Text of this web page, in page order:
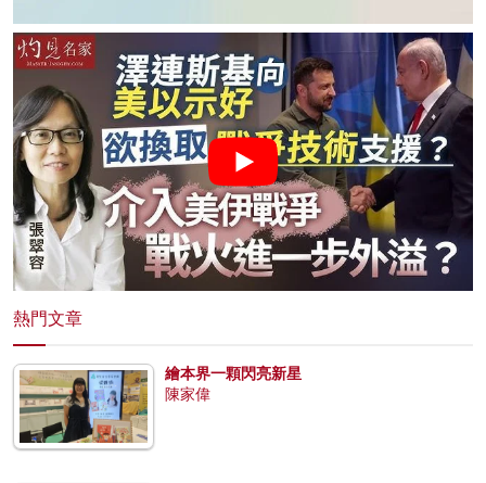
熱門文章
繪本界一顆閃亮新星
陳家偉